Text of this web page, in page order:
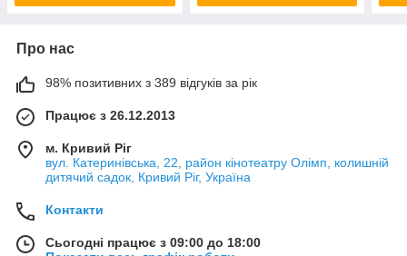
Про нас
98% позитивних з 389 відгуків за рік
Працює з 26.12.2013
м. Кривий Ріг
вул. Катеринівська, 22, район кінотеатру Олімп, колишній
дитячий садок, Кривий Ріг, Україна
Контакти
Сьогодні працює з 09:00 до 18:00